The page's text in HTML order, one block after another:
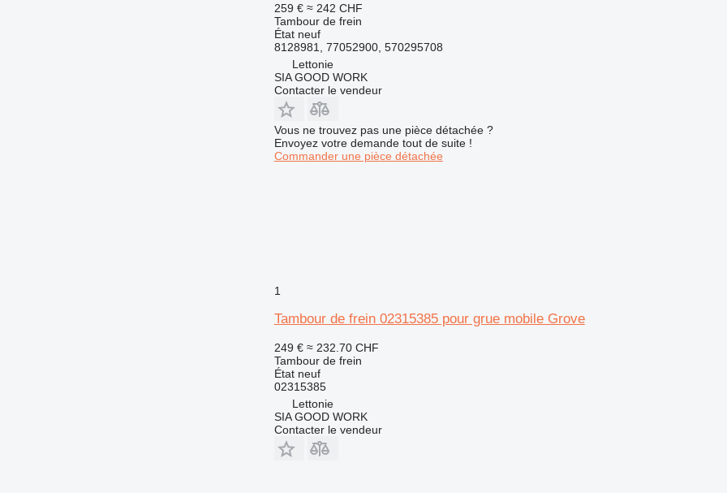
259 € ≈ 242 CHF
Tambour de frein
Étatneuf
8128981, 77052900, 570295708
Lettonie
SIA GOOD WORK
Contacter le vendeur
Vous ne trouvez pas une pièce détachée ?
Envoyez votre demande tout de suite !
Commander une pièce détachée
1
Tambour de frein 02315385 pour grue mobile Grove
249 € ≈ 232.70 CHF
Tambour de frein
Étatneuf
02315385
Lettonie
SIA GOOD WORK
Contacter le vendeur